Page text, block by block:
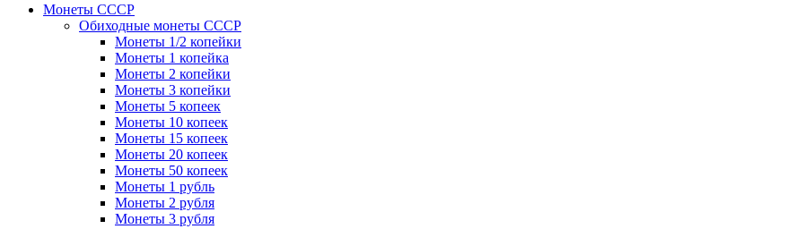
Монеты СССР
Обиходные монеты СССР
Монеты 1/2 копейки
Монеты 1 копейка
Монеты 2 копейки
Монеты 3 копейки
Монеты 5 копеек
Монеты 10 копеек
Монеты 15 копеек
Монеты 20 копеек
Монеты 50 копеек
Монеты 1 рубль
Монеты 2 рубля
Монеты 3 рубля